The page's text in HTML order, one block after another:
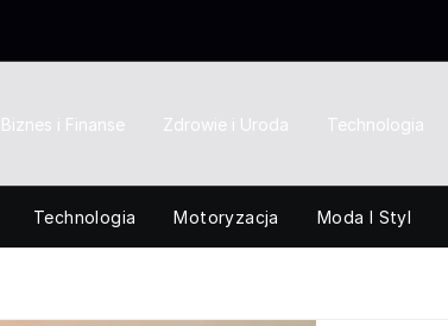
Biznes i Finanse Zdrowie i Uroda Technologia
Technologia Motoryzacja Moda I Styl